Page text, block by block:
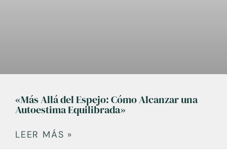
«Más Allá del Espejo: Cómo Alcanzar una
Autoestima Equilibrada»
LEER MÁS »